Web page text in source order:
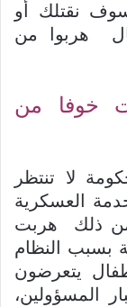
نقتلك أو
هربوا من
هربت خوفا من
لا تنتظر
العسكرية
ذلك هربت
بسبب النظام
يتعرضون
المسؤولين،